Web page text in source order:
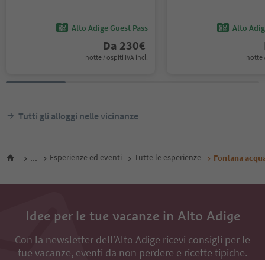
Alto Adige Guest Pass
Da 230€
notte / ospiti IVA incl.
Alto
notte
Tutti gli alloggi nelle vicinanze
... Esperienze ed eventi Tutte le esperienze Fontana
Idee per le tue vacanze in Alto Adige
Con la newsletter dell’Alto Adige ricevi consigli per le
tue vacanze, eventi da non perdere e ricette tipiche.